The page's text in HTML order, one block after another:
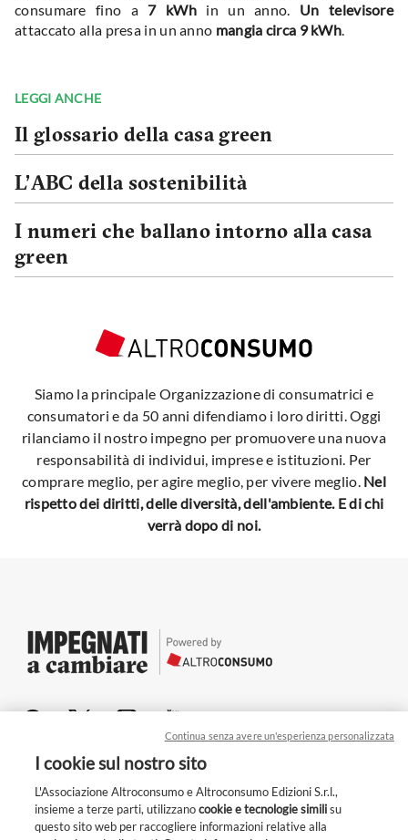
consumare fino a 7 kWhin un anno. Un televisore
attaccato alla presa in un anno mangia circa 9 kWh.
LEGGI ANCHE
Il glossario della casa green
L’ABC della sostenibilità
I numeri che ballano intorno alla casa
green
Siamo la principale Organizzazione di consumatrici e
consumatori e da 50 anni difendiamo i loro diritti. Oggi
rilanciamo il nostro impegno per promuovere una nuova
responsabilità di individui, imprese e istituzioni. Per
comprare meglio, per agire meglio, per vivere meglio. Nel
rispetto dei diritti, delle diversità, dell'ambiente. E di chi
verrà dopo di noi.
Chi siamo
Per le aziende
Privacy
I cookie sul nostro sito
L'Associazione Altroconsumo e Altroconsumo Edizioni S.r.l.,
insieme a terze parti, utilizzanocookie e tecnologie similisu
questo sito web per raccogliere informazioni relative alla
Continua senza avere un'esperienza personalizzata